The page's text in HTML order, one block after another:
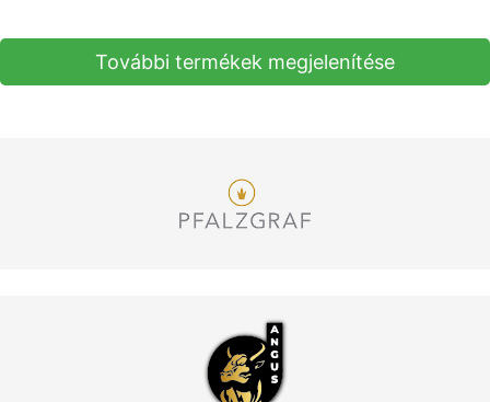
További termékek megjelenítése